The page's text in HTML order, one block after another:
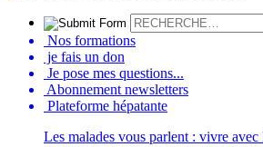
Nos formations
je fais un don
Je pose mes questions...
Abonnement newsletters
Plateforme hépatante
Les malades vous parlent : vivre avec